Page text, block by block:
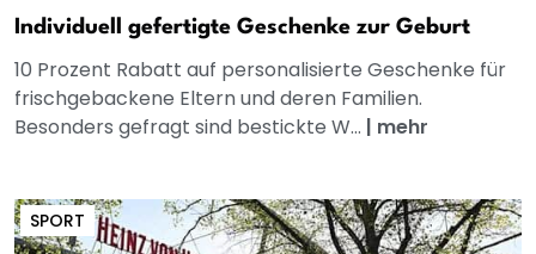
Individuell gefertigte Geschenke zur Geburt
10 Prozent Rabatt auf personalisierte Geschenke für
frischgebackene Eltern und deren Familien.
Besonders gefragt sind bestickte W... | mehr
SPORT